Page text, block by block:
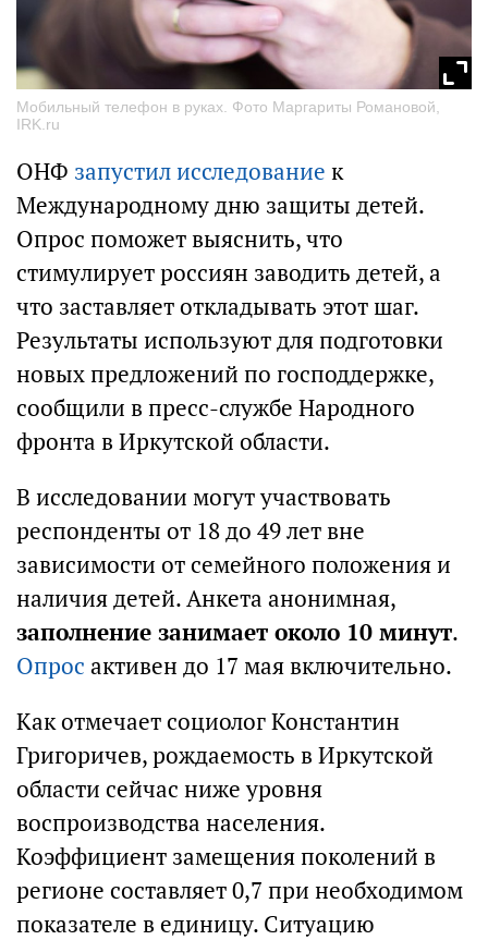
Мобильный телефон в руках. Фото Маргариты Романовой,
IRK.ru
ОНФ запустил исследование к
Международному дню защиты детей.
Опрос поможет выяснить, что
стимулирует россиян заводить детей, а
что заставляет откладывать этот шаг.
Результаты используют для подготовки
новых предложений по господдержке,
сообщили в пресс-службе Народного
фронта в Иркутской области.
В исследовании могут участвовать
респонденты от 18 до 49 лет вне
зависимости от семейного положения и
наличия детей. Анкета анонимная,
заполнение занимает около 10 минут.
Опрос активен до 17 мая включительно.
Как отмечает социолог Константин
Григоричев, рождаемость в Иркутской
области сейчас ниже уровня
воспроизводства населения.
Коэффициент замещения поколений в
регионе составляет 0,7 при необходимом
показателе в единицу. Ситуацию